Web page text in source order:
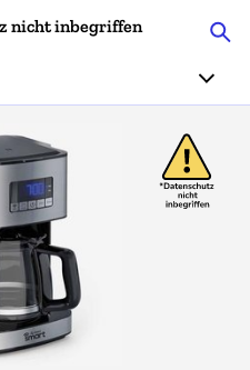
nicht inbegriffen